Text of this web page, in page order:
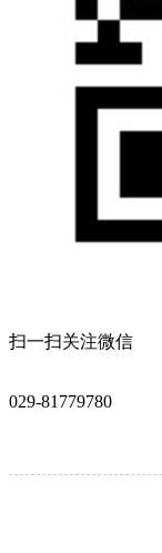
扫一扫关注微信
029-81779780